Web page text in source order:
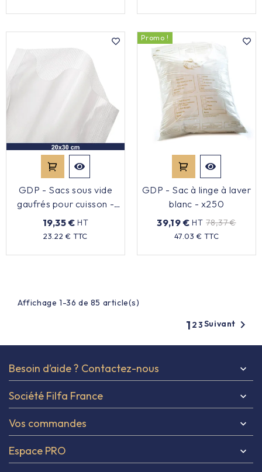
GDP - Sacs sous vide
gaufrés pour cuisson -
20x30cm - x100
19,35 € HT
23.22 € TTC
Prix
Promo !
GDP - Sac à linge à laver
blanc - x250
39,19 € HT
Prix
base
78,37 €
47.03 € TTC
Prix
Affichage 1-36 de 85 article(s)
1 23Suivant 
Besoin d’aide ? Contactez-nous 
Société Filfa France 
Vos commandes 
Espace PRO 